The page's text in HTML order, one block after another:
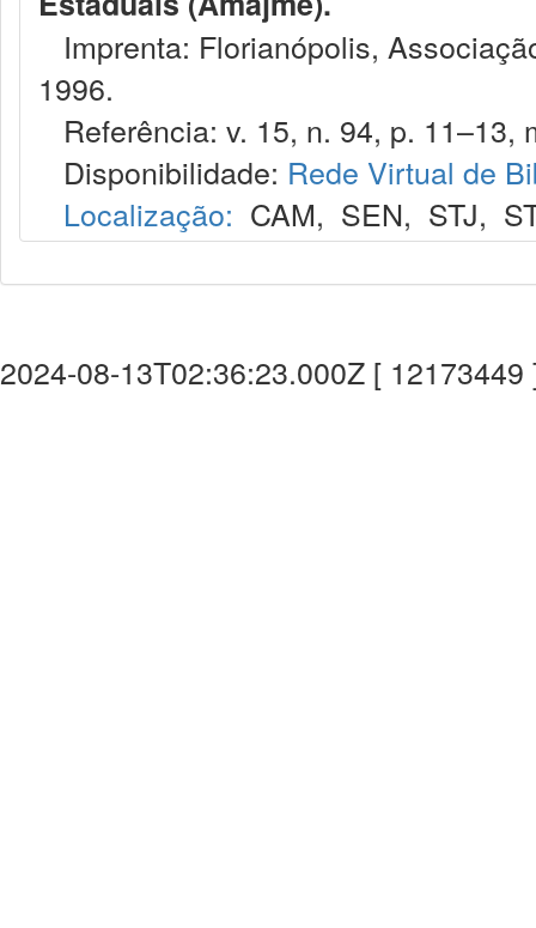
Imprenta: Florianópolis,
1996.
Referência: v. 15, n. 94, p. 11–13,
Disponibilidade: Rede Virtual de
Localização: CAM, SEN, STJ,
2024-08-13T02:36:23.000Z [ 12173449